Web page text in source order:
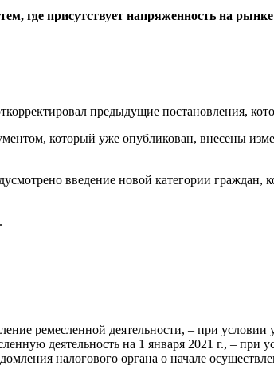
где присутствует напряженность на
предыдущие постановления,
который уже опубликован, внесены
введение новой категории граждан,
ремесленной деятельности, – при условии
деятельность на 1 января 2021 г., – при
налогового органа о начале